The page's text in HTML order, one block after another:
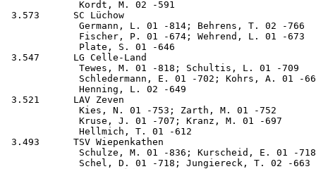
             Kordt, M. 02 -591
3.573      SC Lüchow
Germann, L. 01 -
Fischer, P. 01 -
             Plate, S. 01 -646
3.547      LG Celle-Land
Tewes, M. 01 -818;
Schledermann, E. 01
             Henning, L. 02 -649
3.521      LAV Zeven
Kies, N. 01 -
Kruse, J. 01 -
             Hellmich, T. 01 -612
3.493      TSV Wiepenkathen
Schulze, M. 01 -836;
Schel, D. 01 -718;